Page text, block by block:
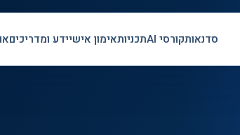
סדנאותקורסי AI תכניותאימון אישיידע ומדריכים